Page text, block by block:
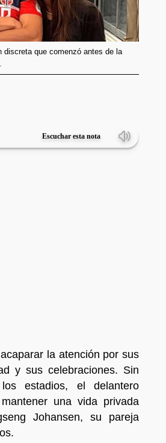
discreta que comenzó antes de la
Escuchar esta nota
la atención por sus
y sus celebraciones. Sin
estadios, el delantero
una vida privada
Johansen, su pareja